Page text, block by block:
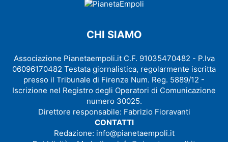
CHI SIAMO
Associazione Pianetaempoli.it C.F. 91035470482 - P.Iva
06096170482 Testata giornalistica, regolarmente iscritta
presso il Tribunale di Firenze Num. Reg. 5889/12 -
Iscrizione nel Registro degli Operatori di Comunicazione
numero 30025.
Direttore responsabile: Fabrizio Fioravanti
CONTATTI
Redazione: info@pianetaempoli.it